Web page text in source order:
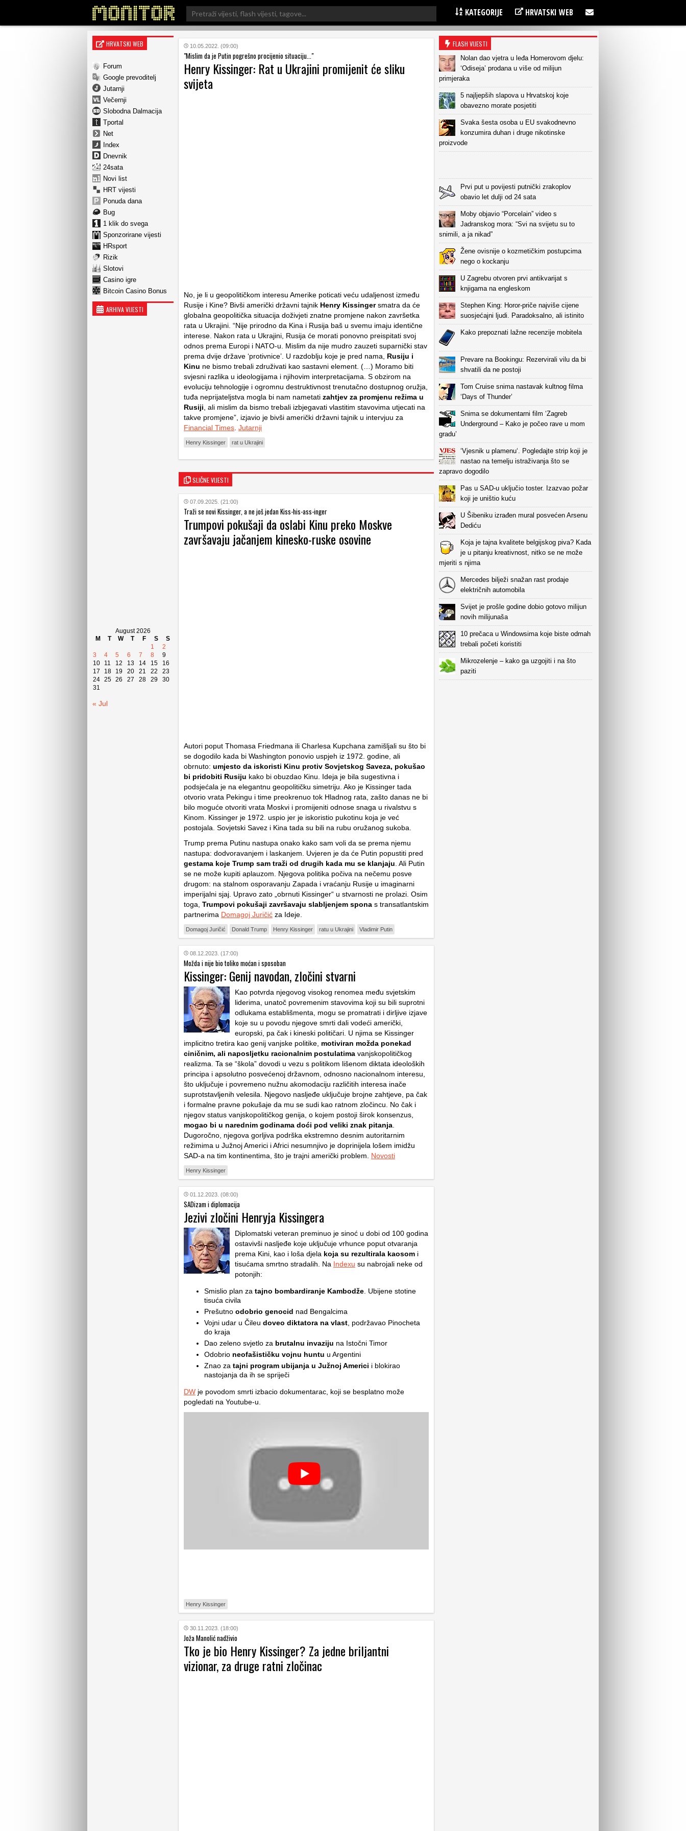
Search
for:
KATEGORIJE HRVATSKI WEB
HRVATSKI WEB
Forum
Google prevoditelj
Jutarnji
Večernji
Slobodna Dalmacija
Tportal
Net
Index
Dnevnik
24sata
Novi list
HRT vijesti
Ponuda dana
Bug
1 klik do svega
Sponzorirane vijesti
HRsport
Rizik
Slotovi
Casino igre
Bitcoin Casino Bonus
ARHIVA VIJESTI
August 2026
M
T W T F S
S
1
2
3
4 5 6 7 8
9
10
11 12 13 14 15
16
17
18 19 20 21 22
23
24 25 26 27 28 29
30
31
« Jul
10.05.2022. (09:00)
"Mislim da je Putin pogrešno procijenio situaciju..."
Henry Kissinger: Rat u Ukrajini promijenit će sliku
svijeta
No, je li u geopolitičkom interesu Amerike poticati veću udaljenost između
Rusije i Kine? Bivši američki državni tajnik Henry Kissingersmatra da će
globalna geopolitička situacija doživjeti znatne promjene nakon završetka
rata u Ukrajini. “Nije prirodno da Kina i Rusija baš u svemu imaju identične
interese. Nakon rata u Ukrajini, Rusija će morati ponovno preispitati svoj
odnos prema Europi i NATO-u. Mislim da nije mudro zauzeti suparnički stav
prema dvije države ‘protivnice’. U razdoblju koje je pred nama, Rusiju i
Kinu ne bismo trebali združivati kao sastavni element. (…) Moramo biti
svjesni razlika u ideologijama i njihovim interpretacijama. S obzirom na
evoluciju tehnologije i ogromnu destruktivnost trenutačno dostupnog oružja,
tuđa neprijateljstva mogla bi nam nametati zahtjev za promjenu režima u
Rusiji , ali mislim da bismo trebali izbjegavati vlastitim stavovima utjecati na
takve promjene”, izjavio je bivši američki državni tajnik u intervjuu za
Financial Times Jutarnji
Henry Kissinger rat u Ukrajini
SLIČNE VIJESTI
07.09.2025. (21:00)
Traži se novi Kissinger, a ne još jedan Kiss-his-ass-inger
Trumpovi pokušaji da oslabi Kinu preko Moskve
završavaju jačanjem kinesko-ruske osovine
Autori poput Thomasa Friedmana ili Charlesa Kupchana zamišljali su što bi
se dogodilo kada bi Washington ponovio uspjeh iz 1972. godine, ali
obrnuto: umjesto da iskoristi Kinu protiv Sovjetskog Saveza, pokušao
bi pridobiti Rusiju kako bi obuzdao Kinu. Ideja je bila sugestivna i
podsjećala je na elegantnu geopolitičku simetriju. Ako je Kissinger tada
otvorio vrata Pekingu i time preokrenuo tok Hladnog rata, zašto danas ne bi
bilo moguće otvoriti vrata Moskvi i promijeniti odnose snaga u rivalstvu s
Kinom. Kissinger je 1972. uspio jer je iskoristio pukotinu koja je već
postojala. Sovjetski Savez i Kina tada su bili na rubu oružanog sukoba.
Trump prema Putinu nastupa onako kako sam voli da se prema njemu
nastupa: dodvoravanjem i laskanjem. Uvjeren je da će Putin popustiti pred
gestama koje Trump sam traži od drugih kada mu se klanjaju . Ali Putin
se ne može kupiti aplauzom. Njegova politika počiva na nečemu posve
drugom: na stalnom osporavanju Zapada i vraćanju Rusije u imaginarni
imperijalni sjaj. Upravo zato „obrnuti Kissinger“ u stvarnosti ne prolazi. Osim
toga, Trumpovi pokušaji završavaju slabljenjem spona s transatlantskim
partnerima Domagoj Juričić za Ideje.
Domagoj Juričić Donald Trump Henry Kissinger ratu u Ukrajini Vladimir Putin
08.12.2023. (17:00)
Možda i nije bio toliko moćan i sposoban
Kissinger: Genij navodan, zločini stvarni
Kao potvrda njegovog visokog renomea među svjetskim
liderima, unatoč povremenim stavovima koji su bili suprotni
odlukama establišmenta, mogu se promatrati i dirljive izjave
koje su u povodu njegove smrti dali vodeći američki,
europski, pa čak i kineski političari. U njima se Kissinger
implicitno tretira kao genij vanjske politike, motiviran možda ponekad
ciničnim, ali naposljetku racionalnim postulatima vanjskopolitičkog
realizma. Ta se “škola” dovodi u vezu s politikom lišenom diktata ideoloških
principa i apsolutno posvećenoj državnom, odnosno nacionalnom interesu,
što uključuje i povremeno nužnu akomodaciju različitih interesa inače
suprotstavljenih velesila. Njegovo nasljeđe uključuje brojne zahtjeve, pa čak
i formalne pravne pokušaje da mu se sudi kao ratnom zločincu. No čak i
njegov status vanjskopolitičkog genija, o kojem postoji širok konsenzus,
mogao bi u narednim godinama doći pod veliki znak pitanja
Dugoročno, njegova gorljiva podrška ekstremno desnim autoritarnim
režimima u Južnoj Americi i Africi nesumnjivo je doprinijela lošem imidžu
SAD-a na tim kontinentima, što je trajni američki problem. Novosti
Henry Kissinger
01.12.2023. (08:00)
SADizam i diplomacija
Jezivi zločini Henryja Kissingera
Diplomatski veteran preminuo je sinoć u dobi od 100 godina
ostavivši nasljeđe koje uključuje vrhunce poput otvaranja
prema Kini, kao i loša djela koja su rezultirala kaosom i
tisućama smrtno stradalih. Na Indexu su nabrojali neke od
potonjih:
Smislio plan za tajno bombardiranje Kambodže . Ubijene stotine
tisuća civila
Prešutno odobrio genocid nad Bengalcima
Vojni udar u Čileu doveo diktatora na vlast , podržavao Pinocheta
do kraja
Dao zeleno svjetlo za brutalnu invaziju na Istočni Timor
Odobrio neofašističku vojnu huntu u Argentini
Znao za tajni program ubijanja u Južnoj Americi i blokirao
nastojanja da ih se spriječi
DW je povodom smrti izbacio dokumentarac, koji se besplatno može
pogledati na Youtube-u.
Henry Kissinger
30.11.2023. (18:00)
Joža Manolić nadživio
Tko je bio Henry Kissinger? Za jedne briljantni
vizionar, za druge ratni zločinac
FLASH VIJESTI
Nolan dao vjetra u leđa Homerovom djelu:
‘Odiseja’ prodana u više od milijun
primjeraka
5 najljepših slapova u Hrvatskoj koje
obavezno morate posjetiti
Svaka šesta osoba u EU svakodnevno
konzumira duhan i druge nikotinske
proizvode
Prvi put u povijesti putnički zrakoplov
obavio let dulji od 24 sata
Moby objavio “Porcelain” video s
Jadranskog mora: “Svi na svijetu su to
snimili, a ja nikad”
Žene ovisnije o kozmetičkim postupcima
nego o kockanju
U Zagrebu otvoren prvi antikvarijat s
knjigama na engleskom
Stephen King: Horor-priče najviše cijene
suosjećajni ljudi. Paradoksalno, ali istinito
Kako prepoznati lažne recenzije mobitela
Prevare na Bookingu: Rezervirali vilu da bi
shvatili da ne postoji
Tom Cruise snima nastavak kultnog filma
‘Days of Thunder’
Snima se dokumentarni film ‘Zagreb
Underground – Kako je počeo rave u mom
gradu’
‘Vjesnik u plamenu‘. Pogledajte strip koji je
nastao na temelju istraživanja što se
zapravo dogodilo
Pas u SAD-u uključio toster. Izazvao požar
koji je uništio kuću
U Šibeniku izrađen mural posvećen Arsenu
Dediću
Koja je tajna kvalitete belgijskog piva? Kada
je u pitanju kreativnost, nitko se ne može
mjeriti s njima
Mercedes bilježi snažan rast prodaje
električnih automobila
Svijet je prošle godine dobio gotovo milijun
novih milijunaša
10 prečaca u Windowsima koje biste odmah
trebali početi koristiti
Mikrozelenje – kako ga uzgojiti i na što
paziti